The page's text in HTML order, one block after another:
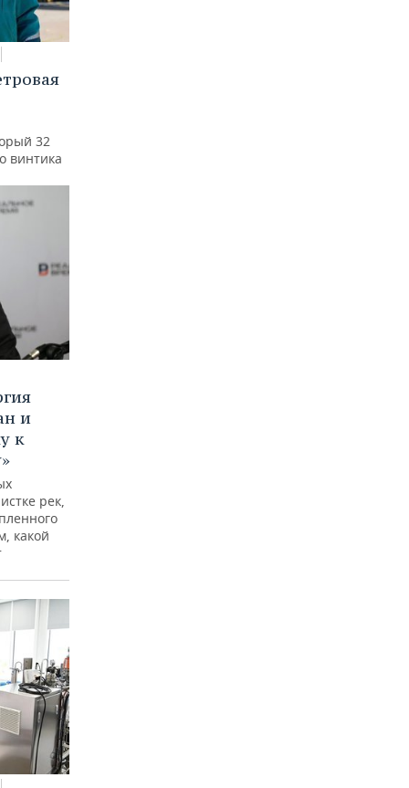
32
винтика
и
к
рек,
какой